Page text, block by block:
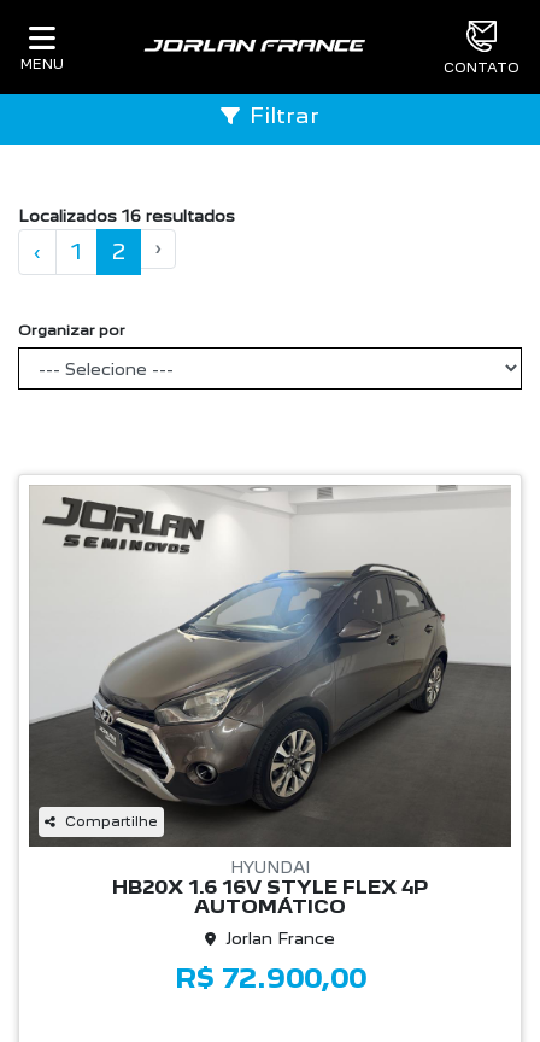
MENU CONTATO
Localizados 16 resultados
‹ 1 2 ›
Filtrar
Organizar por
Compartilhe
HYUNDAI
HB20X 1.6 16V STYLE FLEX 4P
AUTOMÁTICO
Jorlan France
R$ 72.900,00